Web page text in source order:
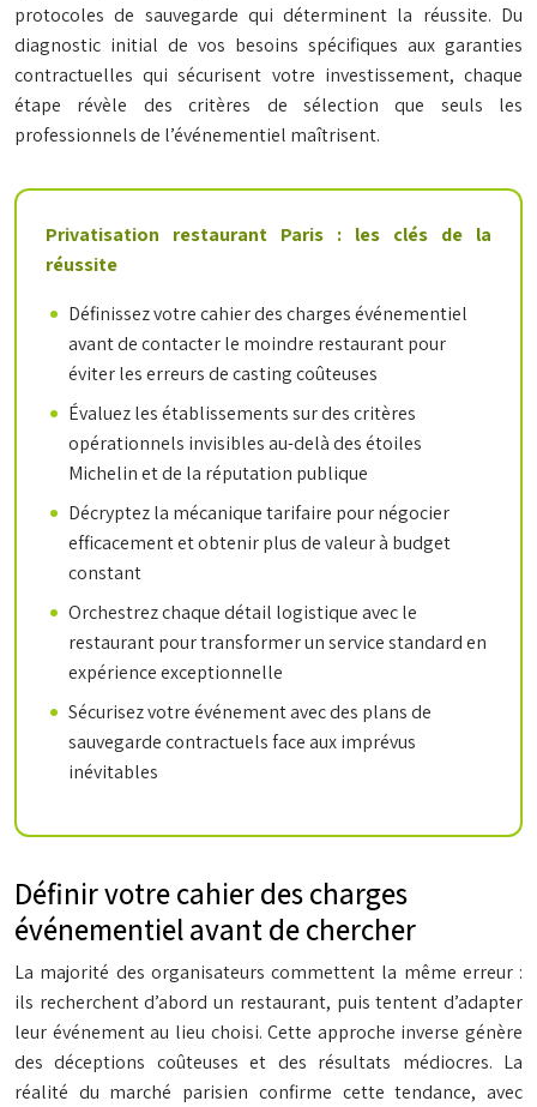
protocoles de sauvegarde qui déterminent la réussite. Du
diagnostic initial de vos besoins spécifiques aux garanties
contractuelles qui sécurisent votre investissement, chaque
étape révèle des critères de sélection que seuls les
professionnels de l’événementiel maîtrisent.
Privatisation restaurant Paris : les clés de la
réussite
Définissez votre cahier des charges événementiel
avant de contacter le moindre restaurant pour
éviter les erreurs de casting coûteuses
Évaluez les établissements sur des critères
opérationnels invisibles au-delà des étoiles
Michelin et de la réputation publique
Décryptez la mécanique tarifaire pour négocier
efficacement et obtenir plus de valeur à budget
constant
Orchestrez chaque détail logistique avec le
restaurant pour transformer un service standard en
expérience exceptionnelle
Sécurisez votre événement avec des plans de
sauvegarde contractuels face aux imprévus
inévitables
Définir votre cahier des charges
événementiel avant de chercher
La majorité des organisateurs commettent la même erreur :
ils recherchent d’abord un restaurant, puis tentent d’adapter
leur événement au lieu choisi. Cette approche inverse génère
des déceptions coûteuses et des résultats médiocres. La
réalité du marché parisien confirme cette tendance, avec